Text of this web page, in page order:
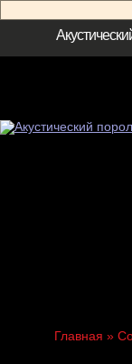
Главная »